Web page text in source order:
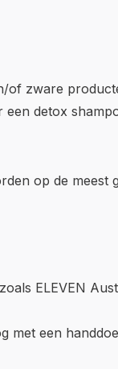
of zware
detox
op de meest
ELEVEN
met een